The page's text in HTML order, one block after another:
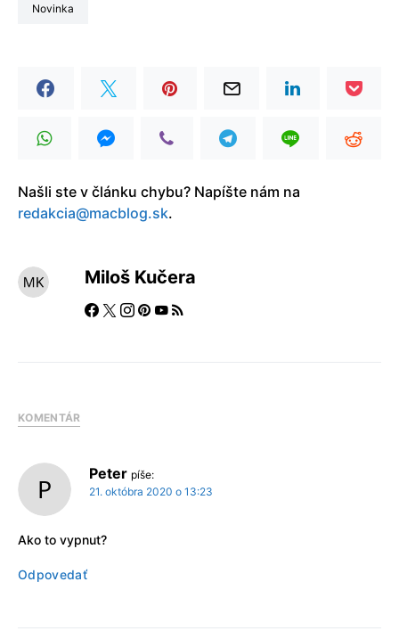
Novinka
Našli ste v článku chybu? Napíšte nám na
redakcia@macblog.sk.
Miloš Kučera
KOMENTÁR
Peter píše:
21. októbra 2020 o 13:23
Ako to vypnut?
Odpovedať